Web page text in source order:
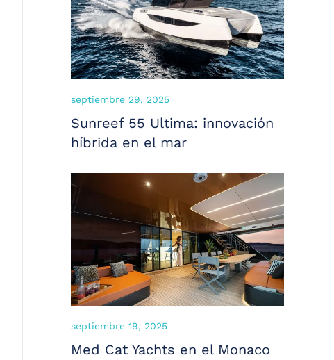
septiembre 29, 2025
Sunreef 55 Ultima: innovación
híbrida en el mar
septiembre 19, 2025
Med Cat Yachts en el Monaco